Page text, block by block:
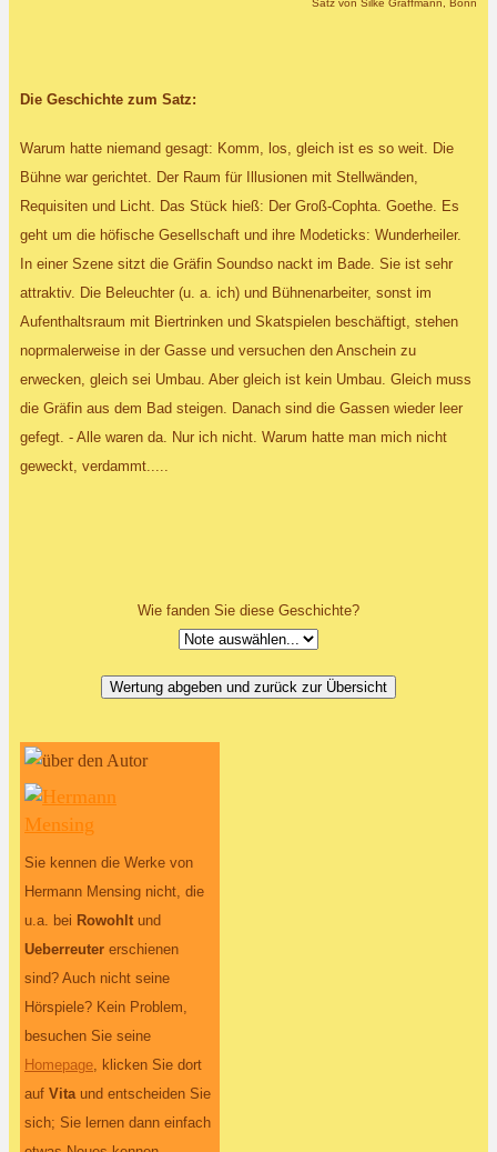
Satz von Silke Graffmann, Bonn
Die Geschichte zum Satz:
Warum hatte niemand gesagt: Komm, los, gleich ist es so weit. Die
Bühne war gerichtet. Der Raum für Illusionen mit Stellwänden,
Requisiten und Licht. Das Stück hieß: Der Groß-Cophta. Goethe. Es
geht um die höfische Gesellschaft und ihre Modeticks: Wunderheiler.
In einer Szene sitzt die Gräfin Soundso nackt im Bade. Sie ist sehr
attraktiv. Die Beleuchter (u. a. ich) und Bühnenarbeiter, sonst im
Aufenthaltsraum mit Biertrinken und Skatspielen beschäftigt, stehen
noprmalerweise in der Gasse und versuchen den Anschein zu
erwecken, gleich sei Umbau. Aber gleich ist kein Umbau. Gleich muss
die Gräfin aus dem Bad steigen. Danach sind die Gassen wieder leer
gefegt. - Alle waren da. Nur ich nicht. Warum hatte man mich nicht
geweckt, verdammt.....
Wie fanden Sie diese Geschichte?
Sie kennen die Werke von
Hermann Mensing nicht, die
u.a. bei Rowohlt und
Ueberreuter erschienen
sind? Auch nicht seine
Hörspiele? Kein Problem,
besuchen Sie seine
Homepage, klicken Sie dort
auf Vita und entscheiden Sie
sich; Sie lernen dann einfach